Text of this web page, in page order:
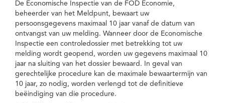
De Economische Inspectie van de FOD Economie,
beheerder van het Meldpunt, bewaart uw
persoonsgegevens maximaal 10 jaar vanaf de datum van
ontvangst van uw melding. Wanneer door de Economische
Inspectie een controledossier met betrekking tot uw
melding wordt geopend, worden uw gegevens maximaal 10
jaar na sluiting van het dossier bewaard. In geval van
gerechtelijke procedure kan de maximale bewaartermijn van
10 jaar, zo nodig, worden verlengd tot de definitieve
beëindiging van die procedure.